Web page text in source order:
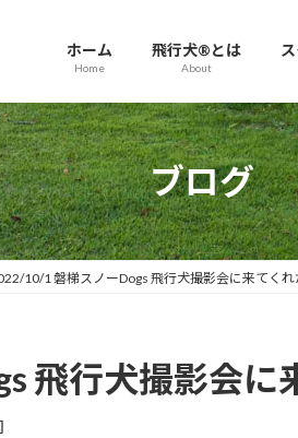
ホーム
Home
飛行犬®とは
About
ブログ
10/1 磐梯スノーDogs 飛行犬撮影会に来てく
飛行犬撮影会